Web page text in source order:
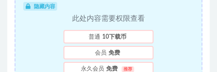
隐藏内容
此处内容需要权限查看
普通 10下载币
会员 免费
永久会员 免费 推荐